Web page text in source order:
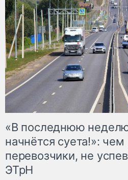
«В последнюю неделю
начнётся суета!»:
перевозчики, не
ЭТрН